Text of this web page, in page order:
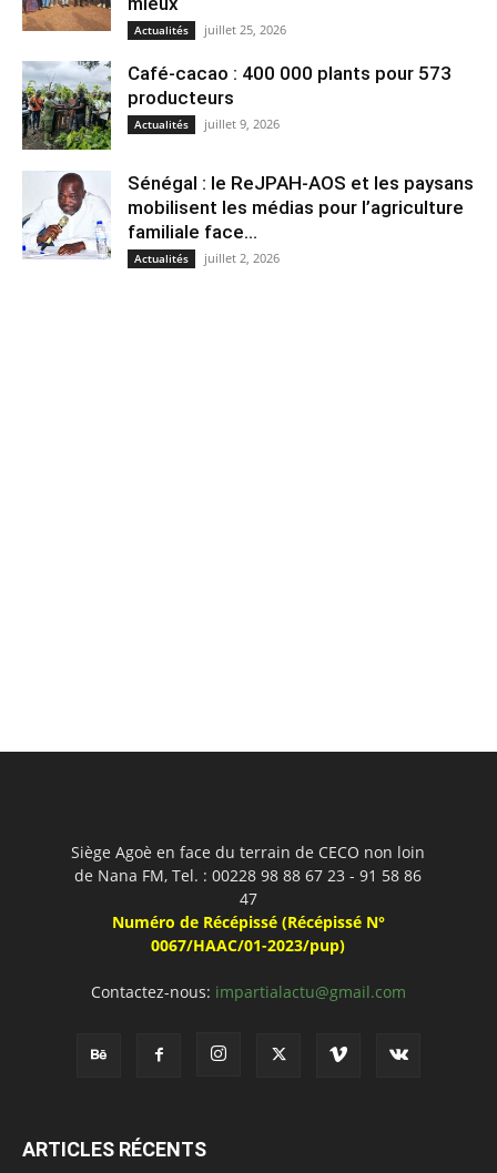
Actualités juillet 25, 2026
Café-cacao : 400 000 plants pour 573
producteurs
Actualités juillet 9, 2026
Sénégal : le ReJPAH-AOS et les paysans
mobilisent les médias pour l’agriculture
familiale face...
Actualités juillet 2, 2026
Siège Agoè en face du terrain de CECO non loin
de Nana FM, Tel. : 00228 98 88 67 23 - 91 58 86
47
Numéro de Récépissé (Récépissé N°
0067/HAAC/01-2023/pup)
Contactez-nous: impartialactu@gmail.com
ARTICLES RÉCENTS